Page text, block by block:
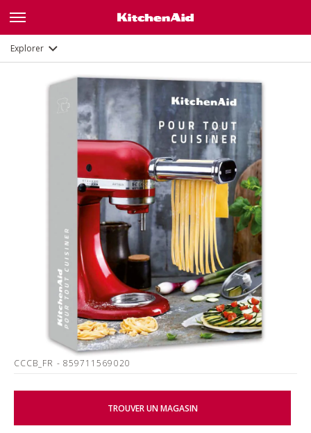
Explorer Description
CCCB_FR - 859711569020
TROUVER UN MAGASIN